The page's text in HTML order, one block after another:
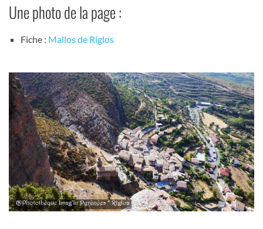
Une photo de la page :
Fiche : Mallos de Riglos